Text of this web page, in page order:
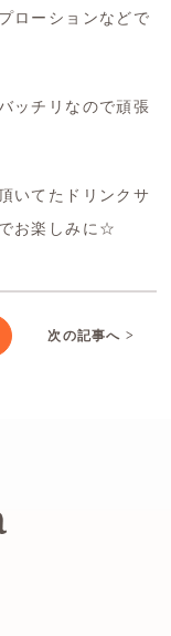
ローションなどで
ッチリなので頑張
いてたドリンクサ
お楽しみに☆
次の記事へ >